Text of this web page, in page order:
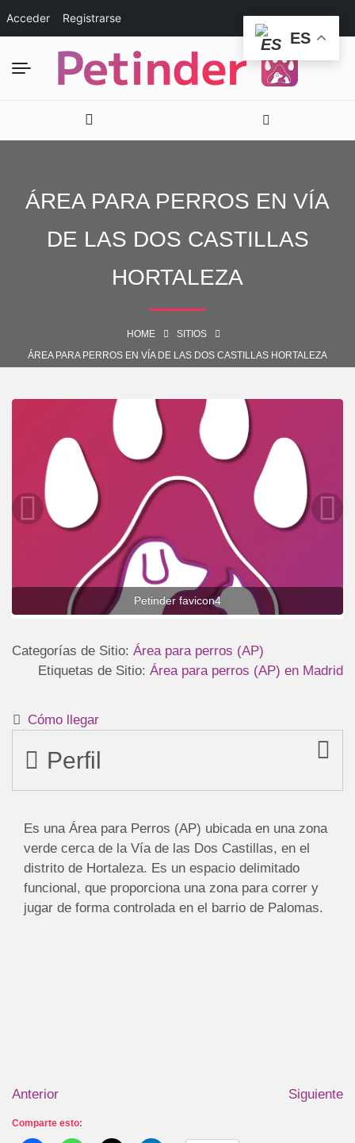
Acceder Registrarse
ÁREA PARA PERROS EN VÍA
DE LAS DOS CASTILLAS
HORTALEZA
HOME
SITIOS
ÁREA PARA PERROS EN VÍA DE LAS DOS CASTILLAS HORTALEZA
Petinder favicon4
Categorías de Sitio: Área para perros (AP)
Etiquetas de Sitio: Área para perros (AP) en Madrid
Cómo llegar
Perfil
Es una Área para Perros (AP) ubicada en una zona
verde cerca de la Vía de las Dos Castillas, en el
distrito de Hortaleza. Es un espacio delimitado
funcional, que proporciona una zona para correr y
jugar de forma controlada en el barrio de Palomas.
Anterior Siguiente
Comparte esto:
ES